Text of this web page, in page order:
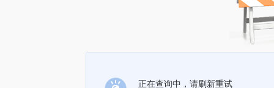
正在查询中，请刷新重试